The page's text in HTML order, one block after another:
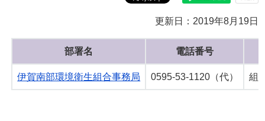
更新日：2019年8月19日
部署名 電話番号
伊賀南部環境衛生組合事務局 0595-53-1120（代） 組